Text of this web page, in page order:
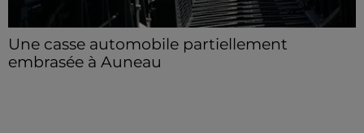
Une casse automobile partiellement
embrasée à Auneau